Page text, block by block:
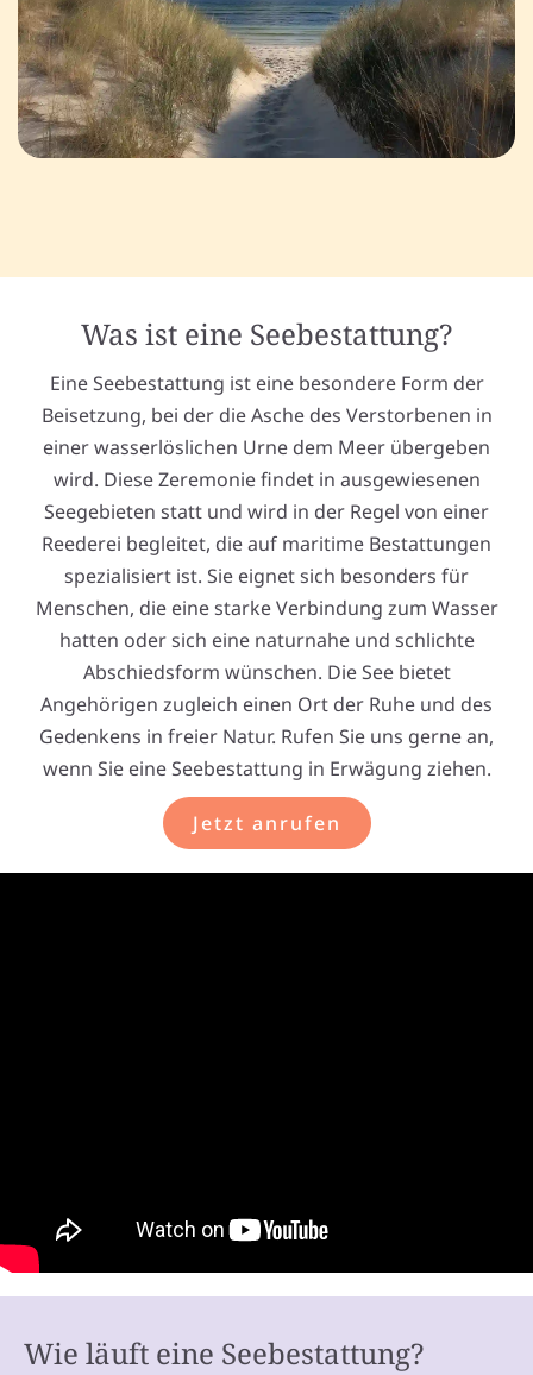
Was ist eine Seebestattung?
Eine Seebestattung ist eine besondere Form der
Beisetzung, bei der die Asche des Verstorbenen in
einer wasserlöslichen Urne dem Meer übergeben
wird. Diese Zeremonie findet in ausgewiesenen
Seegebieten statt und wird in der Regel von einer
Reederei begleitet, die auf maritime Bestattungen
spezialisiert ist. Sie eignet sich besonders für
Menschen, die eine starke Verbindung zum Wasser
hatten oder sich eine naturnahe und schlichte
Abschiedsform wünschen. Die See bietet
Angehörigen zugleich einen Ort der Ruhe und des
Gedenkens in freier Natur. Rufen Sie uns gerne an,
wenn Sie eine Seebestattung in Erwägung ziehen.
Jetzt anrufen
Wie läuft eine Seebestattung?